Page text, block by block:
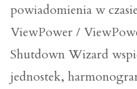
powiadomienia w
ViewPower /
Shutdown Wizard
jednostek,